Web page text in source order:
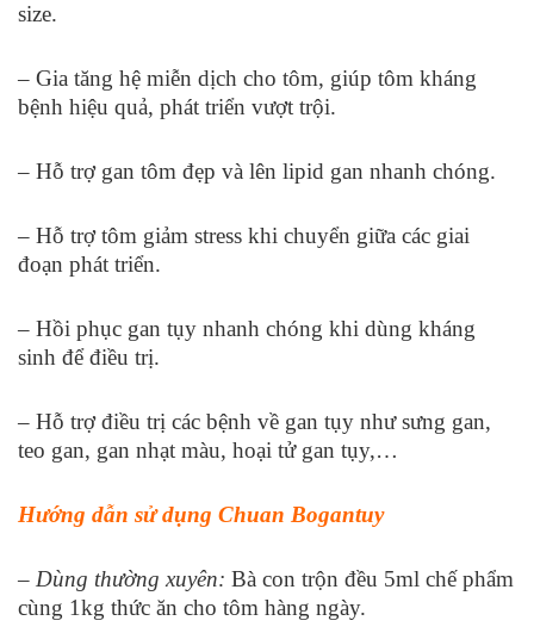
size.
– Gia tăng hệ miễn dịch cho tôm, giúp tôm kháng
bệnh hiệu quả, phát triển vượt trội.
– Hỗ trợ gan tôm đẹp và lên lipid gan nhanh chóng.
– Hỗ trợ tôm giảm stress khi chuyển giữa các giai
đoạn phát triển.
– Hồi phục gan tụy nhanh chóng khi dùng kháng
sinh để điều trị.
– Hỗ trợ điều trị các bệnh về gan tụy như sưng gan,
teo gan, gan nhạt màu, hoại tử gan tụy,…
Hướng dẫn sử dụng Chuan Bogantuy
– Dùng thường xuyên: Bà con trộn đều 5ml chế phẩm
cùng 1kg thức ăn cho tôm hàng ngày.